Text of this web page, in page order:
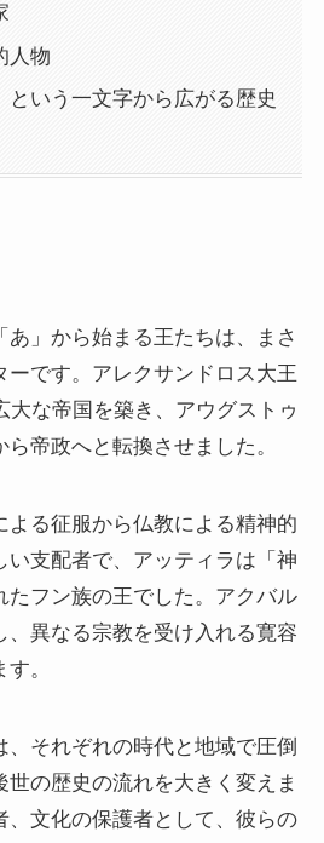
人物
という一文字から広がる歴史
」から始まる王たちは、まさ
ーです。アレクサンドロス大王
大な帝国を築き、アウグストゥ
帝政へと転換させました。
よる征服から仏教による精神的
い支配者で、アッティラは「神
たフン族の王でした。アクバル
、異なる宗教を受け入れる寛容
。
、それぞれの時代と地域で圧倒
の歴史の流れを大きく変えま
、文化の保護者として、彼らの